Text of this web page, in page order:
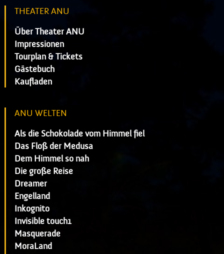
THEATER ANU
Über Theater ANU
Impressionen
Tourplan & Tickets
Gästebuch
Kaufladen
ANU WELTEN
Als die Schokolade vom Himmel fiel
Das Floß der Medusa
Dem Himmel so nah
Die große Reise
Dreamer
Engelland
Inkognito
Invisible touch1
Masquerade
MoraLand